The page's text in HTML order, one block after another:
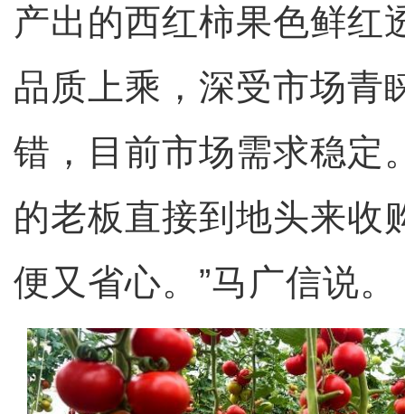
产出的西红柿果色鲜红
品质上乘，深受市场青
错，目前市场需求稳定
的老板直接到地头来收
便又省心。”马广信说。